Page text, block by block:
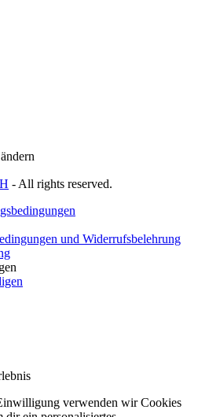
- All rights reserved.
und Widerrufsbelehrung
verwenden wir Cookies